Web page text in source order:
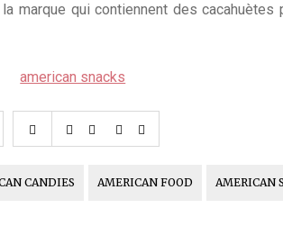
marque qui contiennent des cacahuètes
CANDIES AMERICAN FOOD AMERICAN